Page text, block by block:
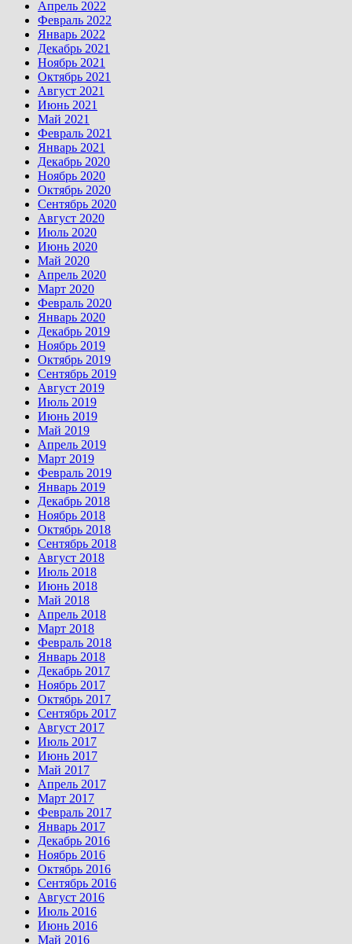
Апрель 2022
Февраль 2022
Январь 2022
Декабрь 2021
Ноябрь 2021
Октябрь 2021
Август 2021
Июнь 2021
Май 2021
Февраль 2021
Январь 2021
Декабрь 2020
Ноябрь 2020
Октябрь 2020
Сентябрь 2020
Август 2020
Июль 2020
Июнь 2020
Май 2020
Апрель 2020
Март 2020
Февраль 2020
Январь 2020
Декабрь 2019
Ноябрь 2019
Октябрь 2019
Сентябрь 2019
Август 2019
Июль 2019
Июнь 2019
Май 2019
Апрель 2019
Март 2019
Февраль 2019
Январь 2019
Декабрь 2018
Ноябрь 2018
Октябрь 2018
Сентябрь 2018
Август 2018
Июль 2018
Июнь 2018
Май 2018
Апрель 2018
Март 2018
Февраль 2018
Январь 2018
Декабрь 2017
Ноябрь 2017
Октябрь 2017
Сентябрь 2017
Август 2017
Июль 2017
Июнь 2017
Май 2017
Апрель 2017
Март 2017
Февраль 2017
Январь 2017
Декабрь 2016
Ноябрь 2016
Октябрь 2016
Сентябрь 2016
Август 2016
Июль 2016
Июнь 2016
Май 2016